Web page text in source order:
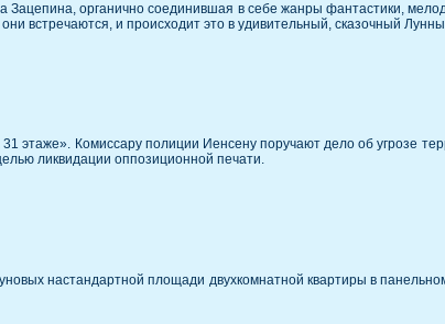
Зацепина, органично соединившая в себе жанры фантастики,
встречаются, и происходит это в удивительный, сказочный
Комиссару полиции Иенсену поручают дело об угрозе
ликвидации оппозиционной печати.
настандартной площади двухкомнатной квартиры в